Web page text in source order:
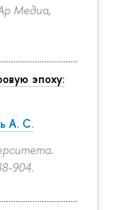
Медиа,
эпоху:
А. С.
904.